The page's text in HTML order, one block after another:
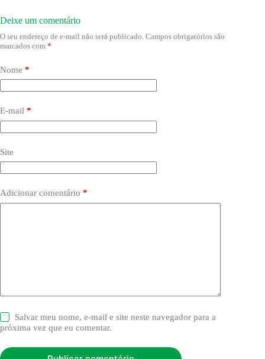
Deixe um comentário
O seu endereço de e-mail não será publicado. Campos obrigatórios são
marcados com *
Nome *
E-mail *
Site
Adicionar comentário *
Salvar meu nome, e-mail e site neste navegador para a
próxima vez que eu comentar.